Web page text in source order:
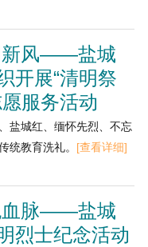
新风——盐城
开展“清明祭
服务活动
盐城红、缅怀先烈、不忘
统教育洗礼。 [查看详细]
血脉——盐城
烈士纪念活动